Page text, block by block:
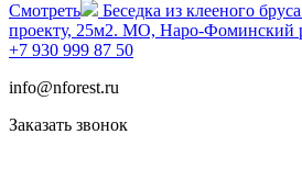
Смотреть
Беседка из клееного
проекту, 25м2. МО, Наро-Фоминский
+7 930 999 87 50
info@nforest.ru
Заказать звонок